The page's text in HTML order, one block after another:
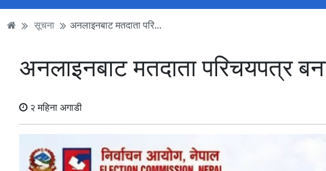
सूचना अनलाइनबाट मतदाता परि...
अनलाइनबाट मतदाता परिचयपत्र
२ महिना अगाडी